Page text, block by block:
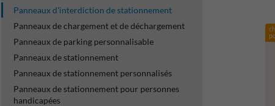
Panneaux d'interdiction de stationnement
Panneaux de chargement et de déchargement
Panneaux de parking personnalisable
Panneaux de stationnement
Panneaux de stationnement personnalisés
Panneaux de stationnement pour personnes
handicapées